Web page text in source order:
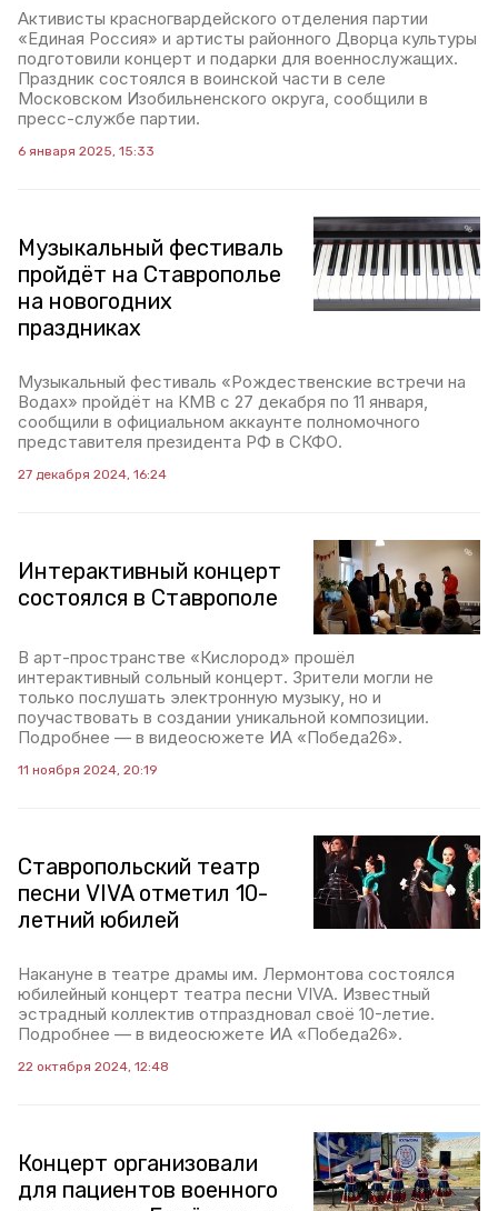
Активисты красногвардейского отделения партии
«Единая Россия» и артисты районного Дворца культуры
подготовили концерт и подарки для военнослужащих.
Праздник состоялся в воинской части в селе
Московском Изобильненского округа, сообщили в
пресс-службе партии.
6 января 2025, 15:33
Музыкальный фестиваль
пройдёт на Ставрополье
на новогодних
праздниках
Музыкальный фестиваль «Рождественские встречи на
Водах» пройдёт на КМВ с 27 декабря по 11 января,
сообщили в официальном аккаунте полномочного
представителя президента РФ в СКФО.
27 декабря 2024, 16:24
Интерактивный концерт
состоялся в Ставрополе
В арт-пространстве «Кислород» прошёл
интерактивный сольный концерт. Зрители могли не
только послушать электронную музыку, но и
поучаствовать в создании уникальной композиции.
Подробнее — в видеосюжете ИА «Победа26».
11 ноября 2024, 20:19
Ставропольский театр
песни VIVA отметил 10-
летний юбилей
Накануне в театре драмы им. Лермонтова состоялся
юбилейный концерт театра песни VIVA. Известный
эстрадный коллектив отпраздновал своё 10-летие.
Подробнее — в видеосюжете ИА «Победа26».
22 октября 2024, 12:48
Концерт организовали
для пациентов военного